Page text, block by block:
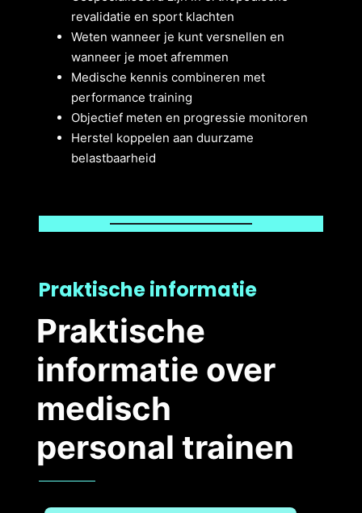
revalidatie en sport klachten
Weten wanneer je kunt versnellen en
wanneer je moet afremmen
Medische kennis combineren met
performance training
Objectief meten en progressie monitoren
Herstel koppelen aan duurzame
belastbaarheid
Praktische informatie
Praktische
informatie over
medisch
personal trainen